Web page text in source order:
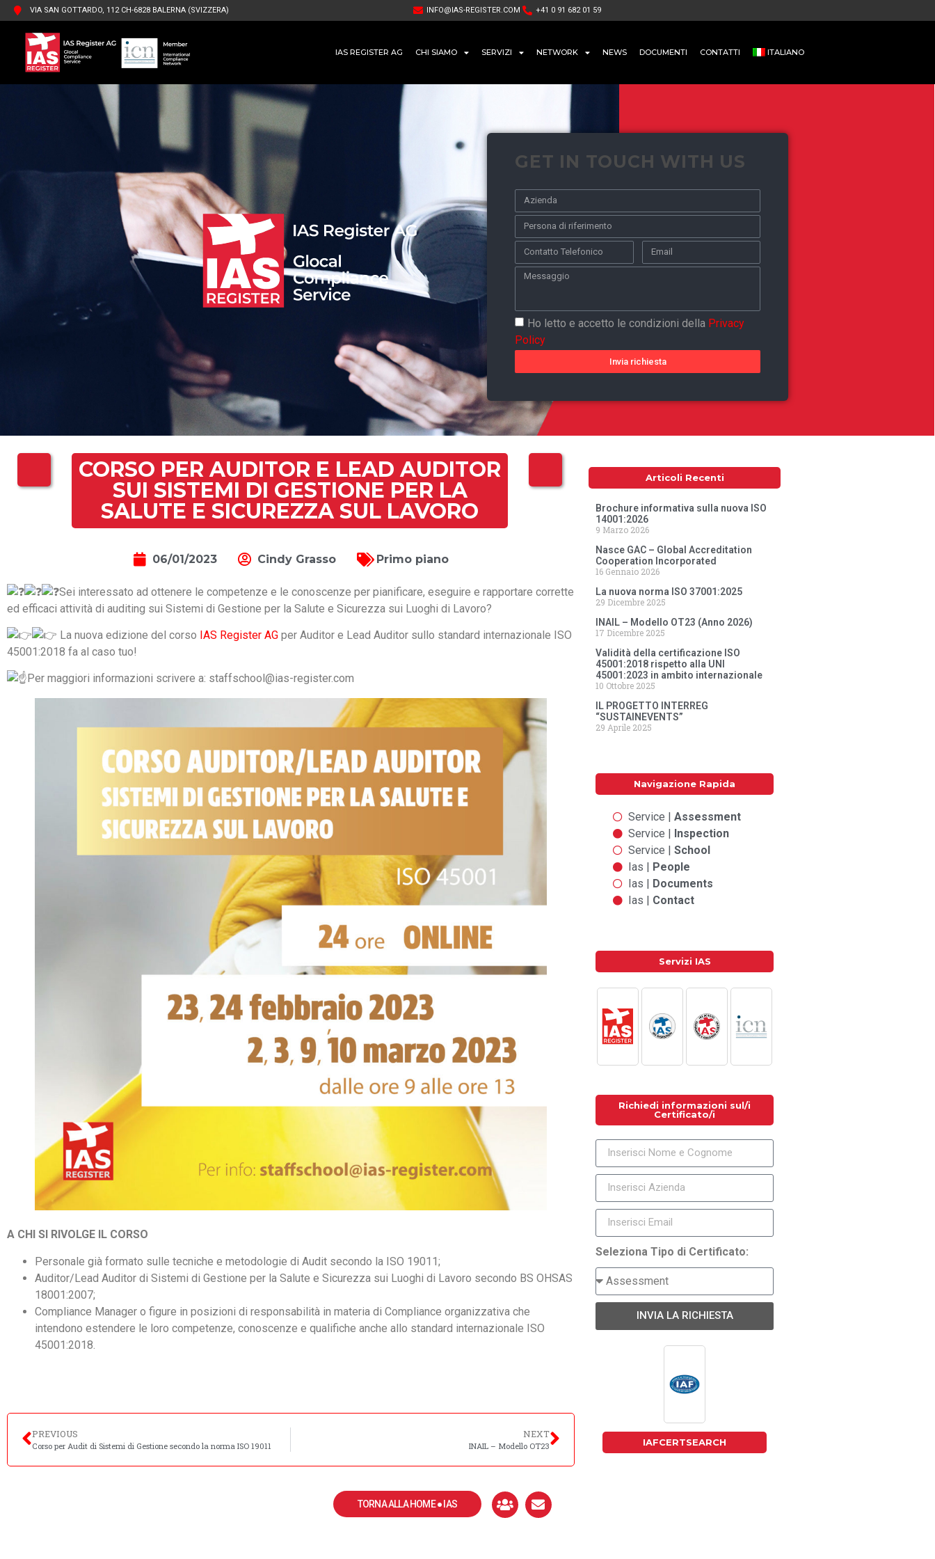
VIA SAN GOTTARDO, 112 CH-6828 BALERNA (SVIZZERA) INFO@IAS-REGISTER.COM +41 0 91 682 01 59
IAS REGISTER AG CHI SIAMO SERVIZI NETWORK NEWS DOCUMENTI CONTATTI ITALIANO
GET IN TOUCH WITH US
Ho letto e accetto le condizioni della Privacy
Policy
Invia richiesta
CORSO PER AUDITOR E LEAD AUDITOR
SUI SISTEMI DI GESTIONE PER LA
SALUTE E SICUREZZA SUL LAVORO
06/01/2023 Cindy Grasso Primo piano
Sei interessato ad ottenere le competenze e le conoscenze per pianificare, eseguire e rapportare corrette
ed efficaci attività di auditing sui Sistemi di Gestione per la Salute e Sicurezza sui Luoghi di Lavoro?
La nuova edizione del corso IAS Register AG per Auditor e Lead Auditor sullo standard internazionale ISO
45001:2018 fa al caso tuo!
Per maggiori informazioni scrivere a: staffschool@ias-register.com
A CHI SI RIVOLGE IL CORSO
Personale già formato sulle tecniche e metodologie di Audit secondo la ISO 19011;
Auditor/Lead Auditor di Sistemi di Gestione per la Salute e Sicurezza sui Luoghi di Lavoro secondo BS OHSAS
18001:2007;
Compliance Manager o figure in posizioni di responsabilità in materia di Compliance organizzativa che
intendono estendere le loro competenze, conoscenze e qualifiche anche allo standard internazionale ISO
45001:2018.
PREVIOUS
Corso per Audit di Sistemi di Gestione secondo la norma ISO 19011
NEXT
INAIL – Modello OT23
TORNA ALLA HOME ● IAS
Articoli Recenti
Brochure informativa sulla nuova ISO
14001:2026
9 Marzo 2026
Nasce GAC – Global Accreditation
Cooperation Incorporated
16 Gennaio 2026
La nuova norma ISO 37001:2025
29 Dicembre 2025
INAIL – Modello OT23 (Anno 2026)
17 Dicembre 2025
Validità della certificazione ISO
45001:2018 rispetto alla UNI
45001:2023 in ambito internazionale
10 Ottobre 2025
IL PROGETTO INTERREG
“SUSTAINEVENTS”
29 Aprile 2025
Navigazione Rapida
Service |Assessment
Service | Inspection
Service |School
Ias | People
Ias | Documents
Ias | Contact
Servizi IAS
Richiedi informazioni sul/i
Certificato/i
Seleziona Tipo di Certificato:
INVIA LA RICHIESTA
IAFCERTSEARCH